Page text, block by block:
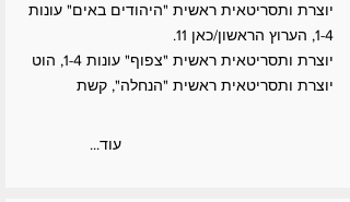
יוצרת ותסריטאית ראשית "היהודים באים" עונות
1-4, הערוץ הראשון/כאן 11.
יוצרת ותסריטאית ראשית "צפוף" עונות 1-4, הוט
יוצרת ותסריטאית ראשית "הנחלה", קשת
...עוד